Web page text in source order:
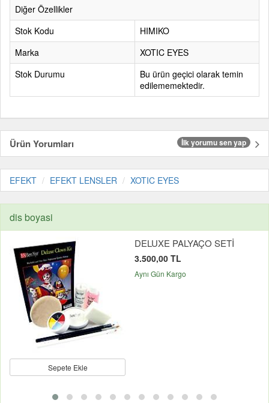
Diğer Özellikler
Stok Kodu
HIMIKO
Marka
XOTIC EYES
Stok Durumu
Bu ürün geçici olarak temin
edilememektedir.
Ürün Yorumları İlk yorumu sen yap
EFEKT EFEKT LENSLER XOTIC EYES
dis boyasi
Sepete Ekle
DELUXE PALYAÇO SETİ
3.500,00 TL
Aynı Gün Kargo